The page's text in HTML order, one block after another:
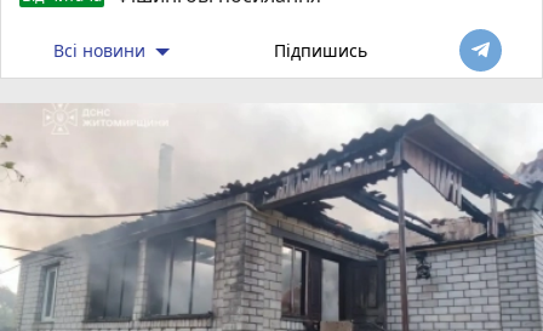
Всі новини Підпишись